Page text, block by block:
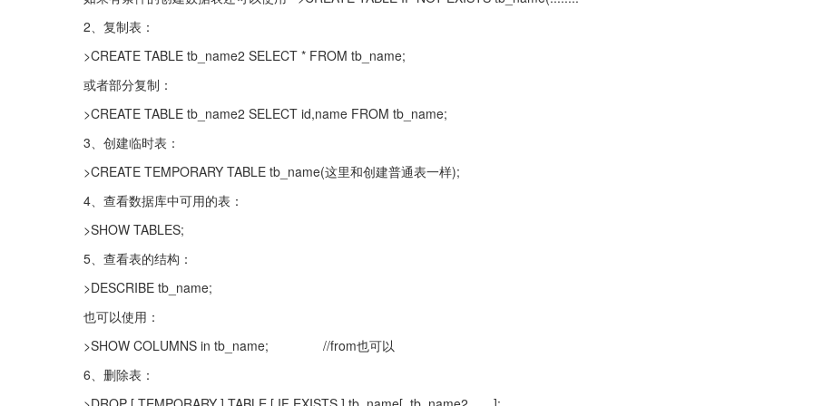
2、复制表：
>CREATE TABLE tb_name2 SELECT * FROM tb_name;
或者部分复制：
>CREATE TABLE tb_name2 SELECT id,name FROM tb_name;
3、创建临时表：
>CREATE TEMPORARY TABLE tb_name(这里和创建普通表一样);
4、查看数据库中可用的表：
>SHOW TABLES;
5、查看表的结构：
>DESCRIBE tb_name;
也可以使用：
>SHOW COLUMNS in tb_name; 　　　　//from也可以
6、删除表：